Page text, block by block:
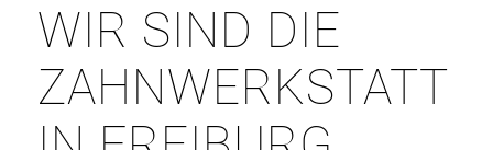
WIR SIND DIE
ZAHNWERKSTATT